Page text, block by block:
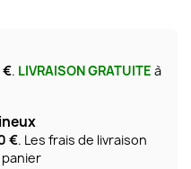
€. LIVRAISON GRATUITE à
€. Les frais de livraison